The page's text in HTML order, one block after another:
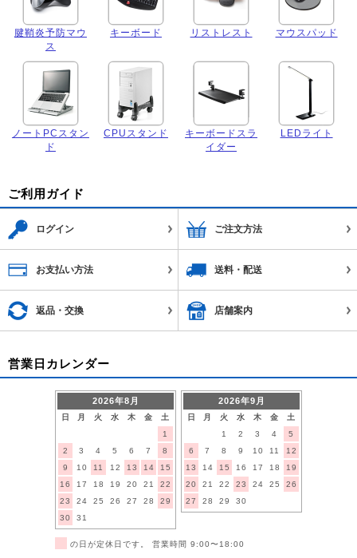
腱鞘炎予防マウ
ス
キーボード リストレスト マウスパッド
ノートPCスタン
ド
CPUスタンド
キーボードスラ
イダー
LEDライト
ご利用ガイド
ログイン ご注文方法
お支払い方法 送料・配送
返品・交換 店舗案内
営業日カレンダー
2026年8月
日 月 火 水 木 金
土
1
2
3 4 5 6 7
8
9
10 11 12 13 14
15
16
17 18 19 20 21
22
23
24 25 26 27 28
29
30
31
2026年9月
日 月 火 水 木 金
土
1
2 3 4
5
6
7 8 9 10 11
12
13
14 15 16 17 18
19
20
21 22 23 24 25
26
27
28 29 30
の日が定休日です。 営業時間 9:00〜18:00